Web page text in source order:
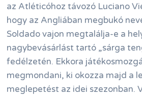
az Atléticóhoz távozó Luciano
hogy az Angliában megbukó
Soldado vajon megtalálja-e a
nagybevásárlást tartó „sárga
fedélzetén. Ekkora
megmondani, ki okozza majd a
meglepetést az idei szezonban.